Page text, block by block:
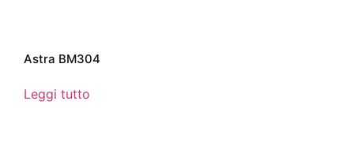
Astra BM304
Leggi tutto